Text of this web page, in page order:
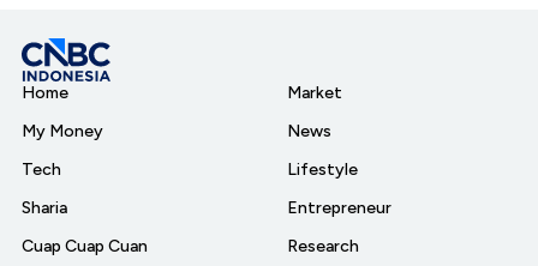
Home
My Money
Tech
Sharia
Cuap Cuap Cuan
Market
News
Lifestyle
Entrepreneur
Research